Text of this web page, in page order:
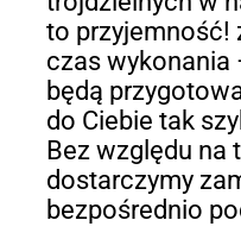
to przyjemność!
czas wykonania
będą
do Ciebie tak
Bez względu na
dostarczymy
bezpośrednio